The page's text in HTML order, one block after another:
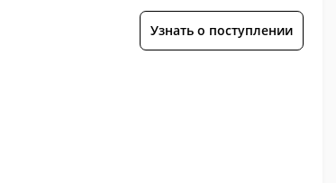
Узнать о поступлении